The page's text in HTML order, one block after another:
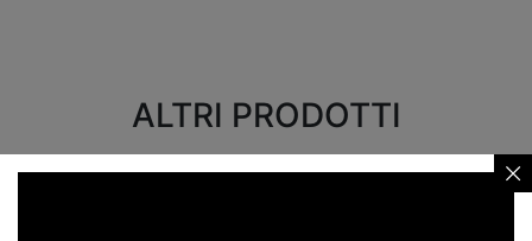
ALTRI PRODOTTI